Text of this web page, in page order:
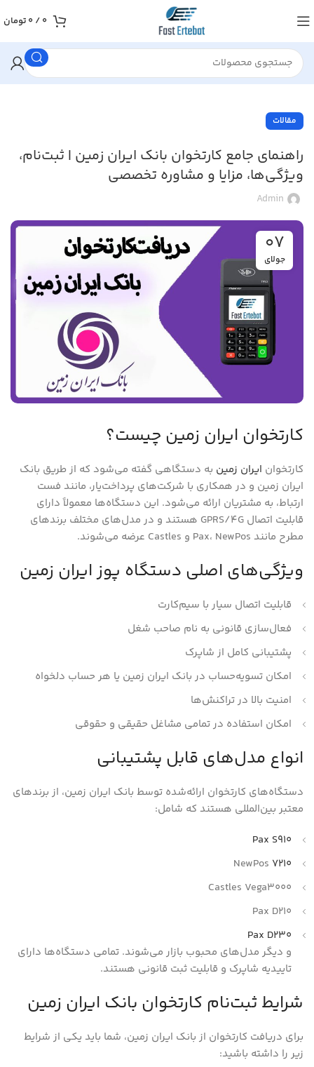
0
/
0 تومان
مقالات
راهنمای جامع کارتخوان بانک ایران زمین | ثبت‌نام،
ویژگی‌ها، مزایا و مشاوره تخصصی
Admin
07
جولای
کارتخوان ایران زمین چیست؟
کارتخوان ایران زمین به دستگاهی گفته می‌شود که از طریق بانک
ایران زمین و در همکاری با شرکت‌های پرداخت‌یار، مانند فست
ارتباط، به مشتریان ارائه می‌شود. این دستگاه‌ها معمولاً دارای
قابلیت اتصال GPRS/4G هستند و در مدل‌های مختلف برندهای
مطرح مانند Pax، NewPos و Castles عرضه می‌شوند.
ویژگی‌های اصلی دستگاه پوز ایران زمین
قابلیت اتصال سیار با سیم‌کارت
فعال‌سازی قانونی به نام صاحب شغل
پشتیبانی کامل از شاپرک
امکان تسویه‌حساب در بانک ایران زمین یا هر حساب دلخواه
امنیت بالا در تراکنش‌ها
امکان استفاده در تمامی مشاغل حقیقی و حقوقی
انواع مدل‌های قابل پشتیبانی
دستگاه‌های کارتخوان ارائه‌شده توسط بانک ایران زمین، از برندهای
معتبر بین‌المللی هستند که شامل:
Pax S910
NewPos 7210
Castles Vega3000
Pax D210
Pax D230
و دیگر مدل‌های محبوب بازار می‌شوند. تمامی دستگاه‌ها دارای
تاییدیه شاپرک و قابلیت ثبت قانونی هستند.
شرایط ثبت‌نام کارتخوان بانک ایران زمین
برای دریافت کارتخوان از بانک ایران زمین، شما باید یکی از شرایط
زیر را داشته باشید: